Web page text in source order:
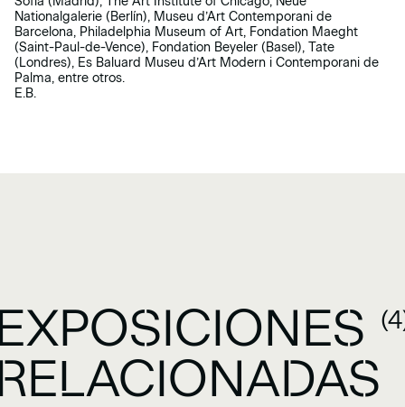
Nationalgalerie (Berlín), Museu d’Art Contemporani de
Barcelona, Philadelphia Museum of Art, Fondation Maeght
(Saint-Paul-de-Vence), Fondation Beyeler (Basel), Tate
(Londres), Es Baluard Museu d’Art Modern i Contemporani de
Palma, entre otros.
E.B.